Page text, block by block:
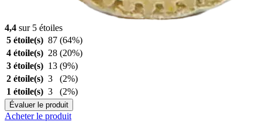
4,4 sur 5 étoiles
5 étoile(s) 87 (64%)
4 étoile(s) 28 (20%)
3 étoile(s) 13 (9%)
2 étoile(s) 3
(2%)
1 étoile(s) 3 (2%)
Évaluer le produit
Acheter le produit